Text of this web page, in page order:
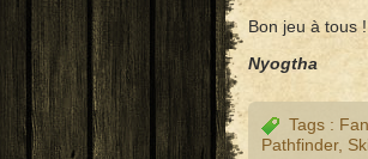
Bon jeu à tous !
Nyogtha
Tags :
Pathfinder,